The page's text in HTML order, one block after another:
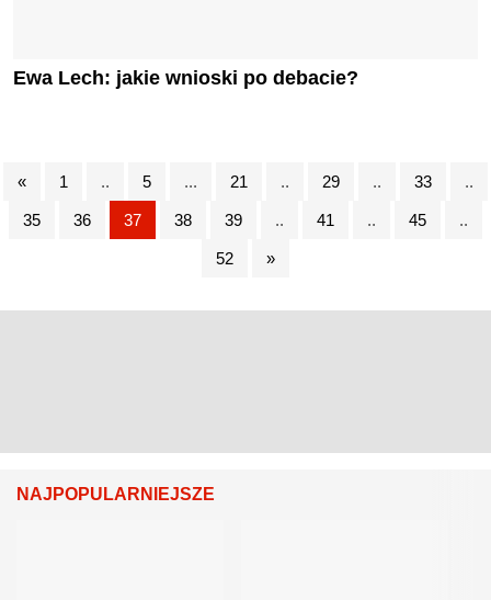
Ewa Lech: jakie wnioski po debacie?
« 1 .. 5 ... 21 .. 29 .. 33 ..
35 36 37 38 39 .. 41 .. 45 ..
52 »
NAJPOPULARNIEJSZE